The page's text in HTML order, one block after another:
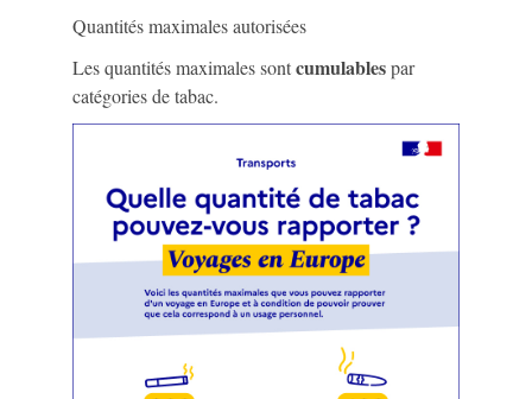
Quantités maximales autorisées
Les quantités maximales sontcumulablespar
catégories de tabac.